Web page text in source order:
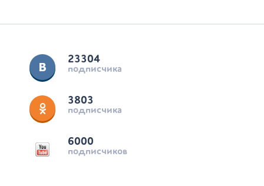
23304
подписчика
3803
подписчика
6000
подписчиков